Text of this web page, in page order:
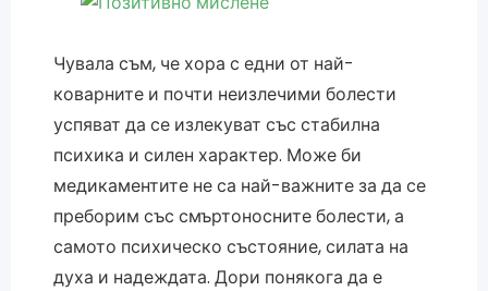
Чувала съм, че хора с едни от най-
коварните и почти неизлечими болести
успяват да се излекуват със стабилна
психика и силен характер. Може би
медикаментите не са най-важните за да се
преборим със смъртоносните болести, а
самото психическо състояние, силата на
духа и надеждата. Дори понякога да е